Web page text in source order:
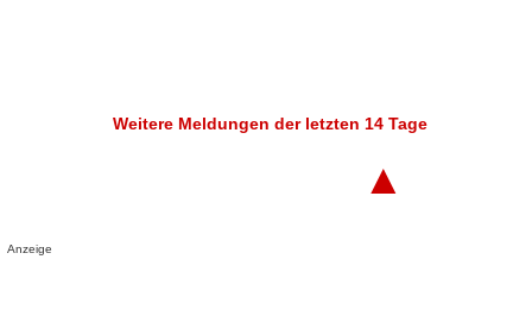
Weitere Meldungen der letzten 14 Tage
▲
Anzeige